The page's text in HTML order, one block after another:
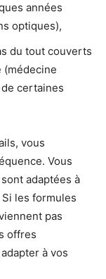
années
optiques),
du tout couverts
(médecine
certaines
vous
Vous
adaptées à
les formules
pas
offres
à vos